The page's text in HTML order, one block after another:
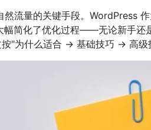
然流量的关键手段。WordPress
幅简化了优化过程——无论新手还
"为什么适合 → 基础技巧 → 高